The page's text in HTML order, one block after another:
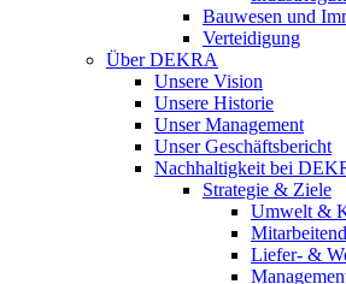
Bauwesen und
Verteidigung
Über DEKRA
Unsere Vision
Unsere Historie
Unser Management
Unser Geschäftsbericht
Nachhaltigkeit bei
Strategie & Ziele
Umwelt &
Liefer- &